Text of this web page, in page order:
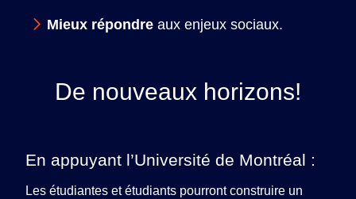
Mieux répondre aux enjeux sociaux.
De nouveaux horizons!
En appuyant l’Université de Montréal :
Les étudiantes et étudiants pourront construire un